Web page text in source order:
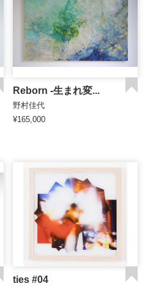
Reborn -生まれ変...
野村佳代
¥165,000
ties #04